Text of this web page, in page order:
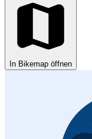
In Bikemap öffnen